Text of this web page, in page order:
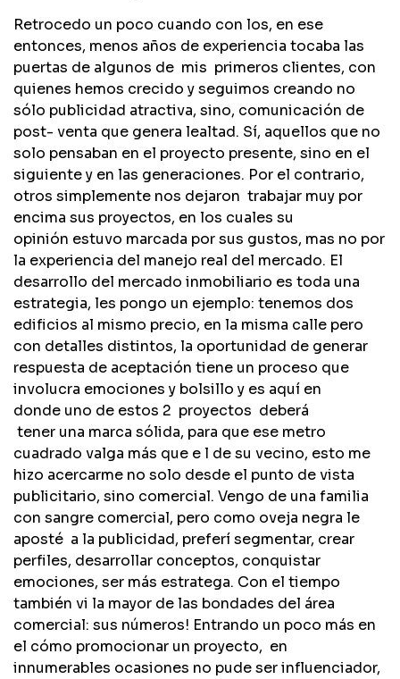
Retrocedo un poco cuando con los, en ese
entonces, menos años de experiencia tocaba las
puertas de algunos de mis primeros clientes, con
quienes hemos crecido y seguimos creando no
sólo publicidad atractiva, sino, comunicación de
post- venta que genera lealtad. Sí, aquellos que no
solo pensaban en el proyecto presente, sino en el
siguiente y en las generaciones. Por el contrario,
otros simplemente nos dejaron trabajar muy por
encima sus proyectos, en los cuales su
opinión estuvo marcada por sus gustos, mas no por
la experiencia del manejo real del mercado. El
desarrollo del mercado inmobiliario es toda una
estrategia, les pongo un ejemplo: tenemos dos
edificios al mismo precio, en la misma calle pero
con detalles distintos, la oportunidad de generar
respuesta de aceptación tiene un proceso que
involucra emociones y bolsillo y es aquí en
donde uno de estos 2 proyectos deberá
tener una marca sólida, para que ese metro
cuadrado valga más que e l de su vecino, esto me
hizo acercarme no solo desde el punto de vista
publicitario, sino comercial. Vengo de una familia
con sangre comercial, pero como oveja negra le
aposté a la publicidad, preferí segmentar, crear
perfiles, desarrollar conceptos, conquistar
emociones, ser más estratega. Con el tiempo
también vi la mayor de las bondades del área
comercial: sus números! Entrando un poco más en
el cómo promocionar un proyecto, en
innumerables ocasiones no pude ser influenciador,